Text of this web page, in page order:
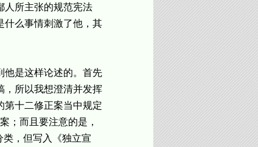
人所主张的规范宪法
什么事情刺激了他，其
他是这样论述的。首先
，所以我想澄清并发挥
第十二修正案当中规定
；而且要注意的是，
，但写入《独立宣